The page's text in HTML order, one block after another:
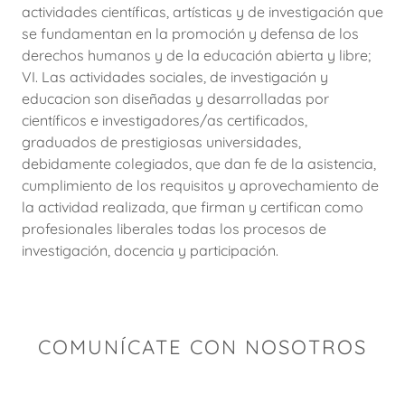
actividades científicas, artísticas y de investigación que
se fundamentan en la promoción y defensa de los
derechos humanos y de la educación abierta y libre;
VI. Las actividades sociales, de investigación y
educacion son diseñadas y desarrolladas por
científicos e investigadores/as certificados,
graduados de prestigiosas universidades,
debidamente colegiados, que dan fe de la asistencia,
cumplimiento de los requisitos y aprovechamiento de
la actividad realizada, que firman y certifican como
profesionales liberales todas los procesos de
investigación, docencia y participación.
COMUNÍCATE CON NOSOTROS